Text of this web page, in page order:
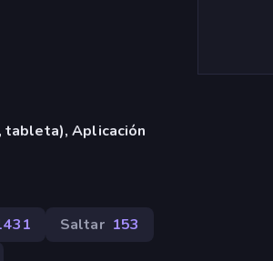
tableta), Aplicación
Saltar 153